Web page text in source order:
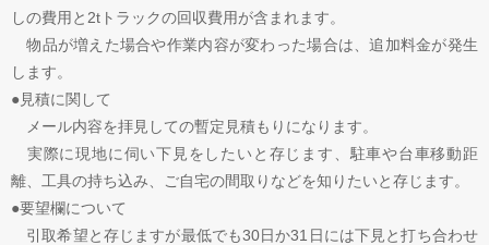
しの費用と2tトラックの回収費用が含まれます。
物品が増えた場合や作業内容が変わった場合は、追加料金が発生
します。
●見積に関して
メール内容を拝見しての暫定見積もりになります。
実際に現地に伺い下見をしたいと存じます、駐車や台車移動距
離、工具の持ち込み、ご自宅の間取りなどを知りたいと存じます。
●要望欄について
引取希望と存じますが最低でも30日か31日には下見と打ち合わせ